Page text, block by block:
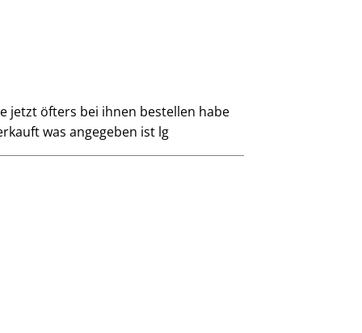
jetzt öfters bei ihnen bestellen habe
was angegeben ist lg